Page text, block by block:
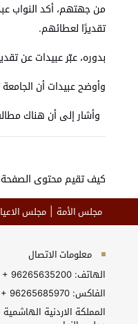
من جهتهم، أكد النواب
تقديرًا لعطائهم.
بدوره، عبّر عبيدات عن
وأوضح عبيدات أن الجامعة
وأشار إلى أن هناك
كيف تقيم محتوى
مجلس الأمة مجلس
معلومات الاتصال
الهاتف: 96265635200
الفاكس: + 96265685970
المملكة الاردنية